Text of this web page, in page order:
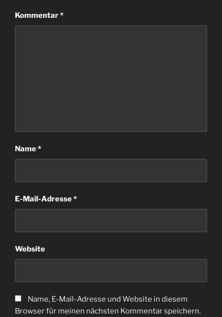
Kommentar*
Name*
E-Mail-Adresse*
Website
Name, E-Mail-Adresse und Website in diesem
Browser für meinen nächsten Kommentar speichern.